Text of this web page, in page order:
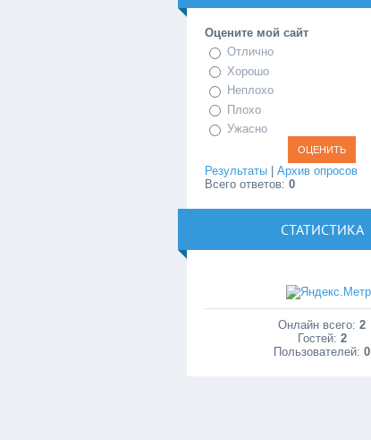
Оцените мой сайт
Отлично
Хорошо
Неплохо
Плохо
Ужасно
Результаты |Архив опросов
Всего ответов:0
СТАТИСТИКА
Онлайн всего:2
Гостей: 2
Пользователей:0